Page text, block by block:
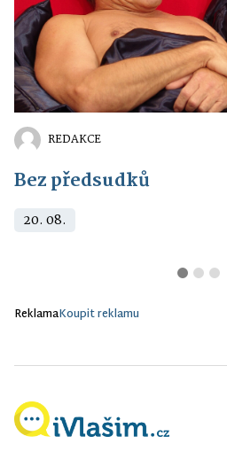
REDAKCE
Bez předsudků
20. 08.
ReklamaKoupit reklamu